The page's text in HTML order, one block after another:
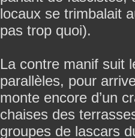
locaux se trimbalait
pas trop quoi).
La contre manif suit
parallèles, pour
monte encore d’un
chaises des
groupes de lascars